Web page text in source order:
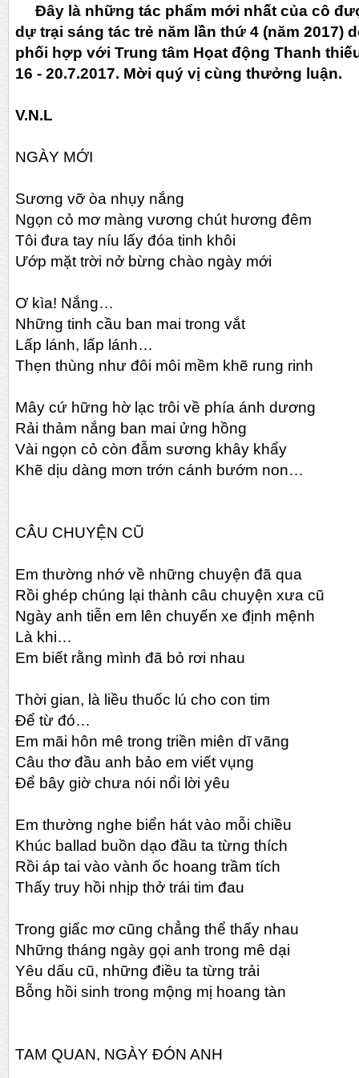
Đây là những tác phẩm mới nhất của cô
dự trại sáng tác trẻ năm lần thứ 4 (năm 2017)
phối hợp với Trung tâm Họat động Thanh
16 - 20.7.2017. Mời quý vị cùng thưởng luận.
V.N.L
NGÀY MỚI
Sương vỡ òa nhụy nắng
Ngọn cỏ mơ màng vương chút hương đêm
Tôi đưa tay níu lấy đóa tinh khôi
Ướp mặt trời nở bừng chào ngày mới
Ơ kìa! Nắng…
Những tinh cầu ban mai trong vắt
Lấp lánh, lấp lánh…
Thẹn thùng như đôi môi mềm khẽ rung rinh
Mây cứ hững hờ lạc trôi về phía ánh dương
Rải thảm nắng ban mai ửng hồng
Vài ngọn cỏ còn đẫm sương khây khẩy
Khẽ dịu dàng mơn trớn cánh bướm non…
CÂU CHUYỆN CŨ
Em thường nhớ về những chuyện đã qua
Rồi ghép chúng lại thành câu chuyện xưa cũ
Ngày anh tiễn em lên chuyến xe định mệnh
Là khi…
Em biết rằng mình đã bỏ rơi nhau
Thời gian, là liều thuốc lú cho con tim
Để từ đó…
Em mãi hôn mê trong triền miên dĩ vãng
Câu thơ đầu anh bảo em viết vụng
Để bây giờ chưa nói nổi lời yêu
Em thường nghe biển hát vào mỗi chiều
Khúc ballad buồn dạo đầu ta từng thích
Rồi áp tai vào vành ốc hoang trầm tích
Thấy truy hồi nhịp thở trái tim đau
Trong giấc mơ cũng chẳng thể thấy nhau
Những tháng ngày gọi anh trong mê dại
Yêu dấu cũ, những điều ta từng trải
Bỗng hồi sinh trong mộng mị hoang tàn
TAM QUAN, NGÀY ĐÓN ANH